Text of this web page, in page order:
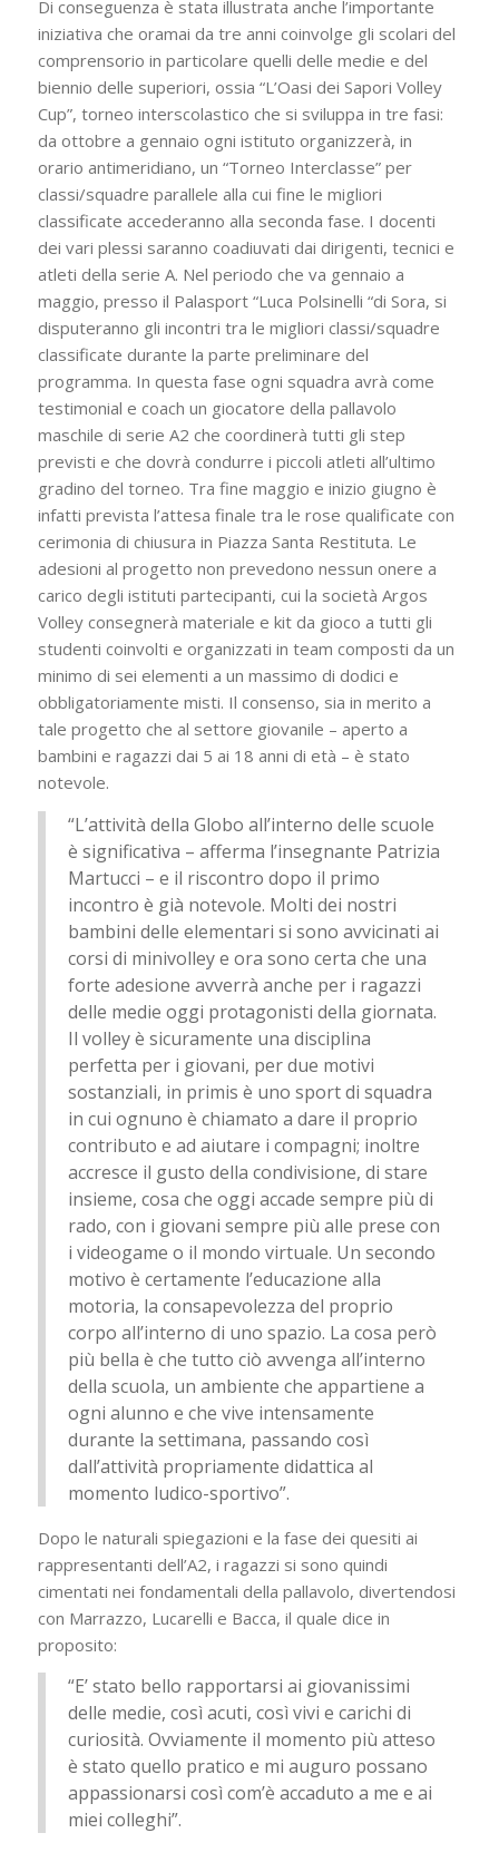
Di conseguenza è stata illustrata anche l’importante
iniziativa che oramai da tre anni coinvolge gli scolari del
comprensorio in particolare quelli delle medie e del
biennio delle superiori, ossia “L’Oasi dei Sapori Volley
Cup”, torneo interscolastico che si sviluppa in tre fasi:
da ottobre a gennaio ogni istituto organizzerà, in
orario antimeridiano, un “Torneo Interclasse” per
classi/squadre parallele alla cui fine le migliori
classificate accederanno alla seconda fase. I docenti
dei vari plessi saranno coadiuvati dai dirigenti, tecnici e
atleti della serie A. Nel periodo che va gennaio a
maggio, presso il Palasport “Luca Polsinelli “di Sora, si
disputeranno gli incontri tra le migliori classi/squadre
classificate durante la parte preliminare del
programma. In questa fase ogni squadra avrà come
testimonial e coach un giocatore della pallavolo
maschile di serie A2 che coordinerà tutti gli step
previsti e che dovrà condurre i piccoli atleti all’ultimo
gradino del torneo. Tra fine maggio e inizio giugno è
infatti prevista l’attesa finale tra le rose qualificate con
cerimonia di chiusura in Piazza Santa Restituta. Le
adesioni al progetto non prevedono nessun onere a
carico degli istituti partecipanti, cui la società Argos
Volley consegnerà materiale e kit da gioco a tutti gli
studenti coinvolti e organizzati in team composti da un
minimo di sei elementi a un massimo di dodici e
obbligatoriamente misti. Il consenso, sia in merito a
tale progetto che al settore giovanile – aperto a
bambini e ragazzi dai 5 ai 18 anni di età – è stato
notevole.
“L’attività della Globo all’interno delle scuole
è significativa – afferma l’insegnante Patrizia
Martucci – e il riscontro dopo il primo
incontro è già notevole. Molti dei nostri
bambini delle elementari si sono avvicinati ai
corsi di minivolley e ora sono certa che una
forte adesione avverrà anche per i ragazzi
delle medie oggi protagonisti della giornata.
Il volley è sicuramente una disciplina
perfetta per i giovani, per due motivi
sostanziali, in primis è uno sport di squadra
in cui ognuno è chiamato a dare il proprio
contributo e ad aiutare i compagni; inoltre
accresce il gusto della condivisione, di stare
insieme, cosa che oggi accade sempre più di
rado, con i giovani sempre più alle prese con
i videogame o il mondo virtuale. Un secondo
motivo è certamente l’educazione alla
motoria, la consapevolezza del proprio
corpo all’interno di uno spazio. La cosa però
più bella è che tutto ciò avvenga all’interno
della scuola, un ambiente che appartiene a
ogni alunno e che vive intensamente
durante la settimana, passando così
dall’attività propriamente didattica al
momento ludico-sportivo”.
Dopo le naturali spiegazioni e la fase dei quesiti ai
rappresentanti dell’A2, i ragazzi si sono quindi
cimentati nei fondamentali della pallavolo, divertendosi
con Marrazzo, Lucarelli e Bacca, il quale dice in
proposito:
“E’ stato bello rapportarsi ai giovanissimi
delle medie, così acuti, così vivi e carichi di
curiosità. Ovviamente il momento più atteso
è stato quello pratico e mi auguro possano
appassionarsi così com’è accaduto a me e ai
miei colleghi”.